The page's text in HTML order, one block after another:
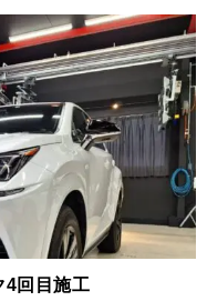
4回目施工